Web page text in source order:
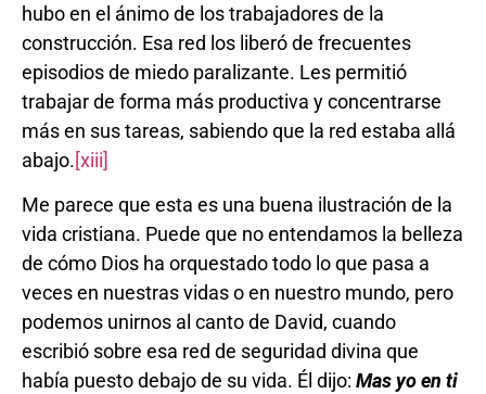
hubo en el ánimo de los trabajadores de la
construcción. Esa red los liberó de frecuentes
episodios de miedo paralizante. Les permitió
trabajar de forma más productiva y concentrarse
más en sus tareas, sabiendo que la red estaba allá
abajo.[xiii]
Me parece que esta es una buena ilustración de la
vida cristiana. Puede que no entendamos la belleza
de cómo Dios ha orquestado todo lo que pasa a
veces en nuestras vidas o en nuestro mundo, pero
podemos unirnos al canto de David, cuando
escribió sobre esa red de seguridad divina que
había puesto debajo de su vida. Él dijo: Mas yo en ti